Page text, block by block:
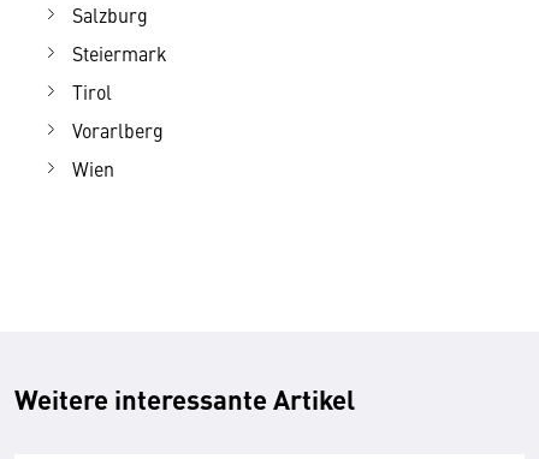
Salzburg
Steiermark
Tirol
Vorarlberg
Wien
Weitere interessante Artikel